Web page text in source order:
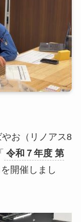
お（リノアス8
令和７年度 第
を開催しまし